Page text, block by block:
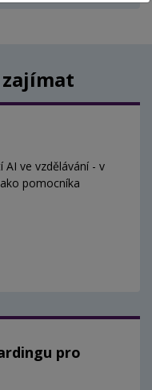
AI ve vzdělávání - v
pomocníka
pro